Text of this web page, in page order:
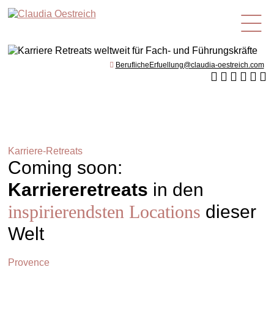
de
BeruflicheErfuellung@claudia-oestreich.com
Karriere-Retreats
Coming soon:
Karriereretreats in den
inspirierendsten Locations dieser
Welt
Provence